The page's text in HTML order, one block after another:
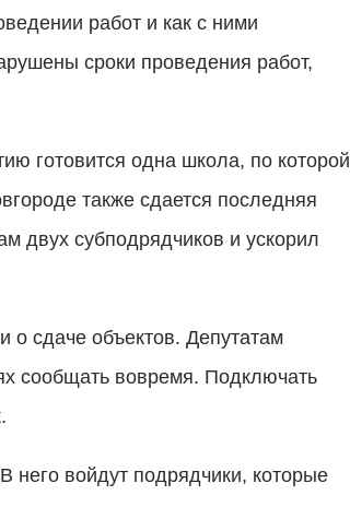
работ и как с ними
сроки проведения работ,
готовится одна школа, по которой
также сдается последняя
двух субподрядчиков и ускорил
сдаче объектов. Депутатам
сообщать вовремя. Подключать
него войдут подрядчики, которые